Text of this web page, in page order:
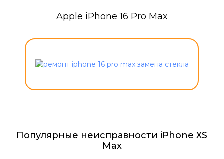
Apple iPhone 16 Pro Max
Популярные неисправности iPhone XS
Max